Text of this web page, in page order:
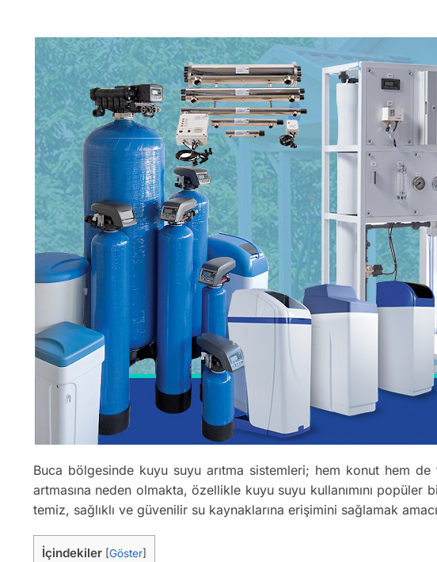
Buca bölgesinde kuyu suyu arıtma sistemleri; hem konut hem
artmasına neden olmakta, özellikle kuyu suyu kullanımını
temiz, sağlıklı ve güvenilir su kaynaklarına erişimini sağlamak
İçindekiler [Göster]